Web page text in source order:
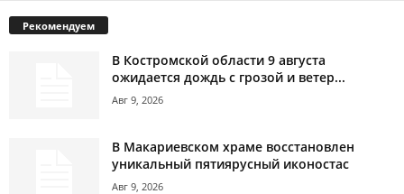
Рекомендуем
В Костромской области 9 августа
ожидается дождь с грозой и ветер...
Авг 9, 2026
В Макариевском храме восстановлен
уникальный пятиярусный иконостас
Авг 9, 2026